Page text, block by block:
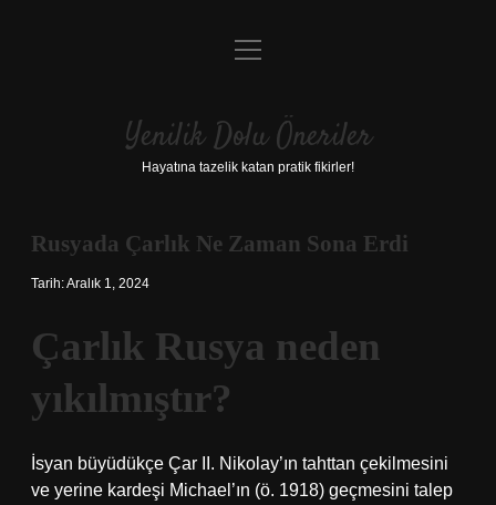
Anasayfa
Yasal Uyarı
menüyü
Yenilik Dolu Öneriler
Hayatına tazelik katan pratik fikirler!
Rusyada Çarlık Ne Zaman Sona Erdi
Tarih: Aralık 1, 2024
Çarlık Rusya neden
yıkılmıştır?
İsyan büyüdükçe Çar II. Nikolay’ın tahttan çekilmesini
ve yerine kardeşi Michael’ın (ö. 1918) geçmesini talep